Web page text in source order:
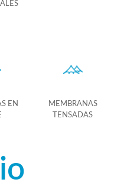
EN
MEMBRANAS
TENSADAS